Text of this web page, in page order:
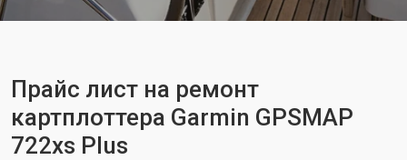
Прайс лист на ремонт
картплоттера Garmin GPSMAP
722xs Plus